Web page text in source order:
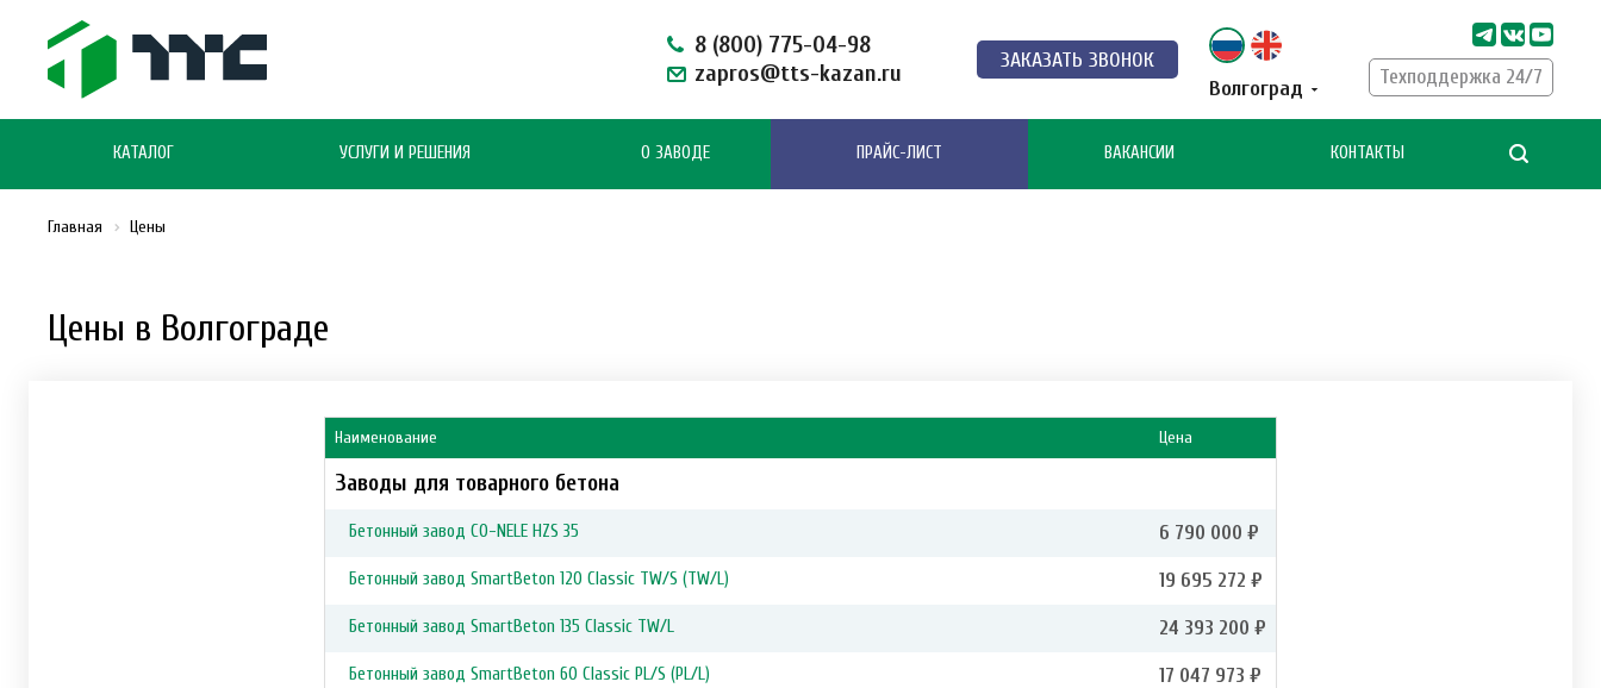
8 (800) 775-04-98
zapros@tts-kazan.ru
ЗАКАЗАТЬ ЗВОНОК
Волгоград
Техподдержка 24/7
КАТАЛОГ УСЛУГИ И РЕШЕНИЯ О ЗАВОДЕ ПРАЙС-ЛИСТ ВАКАНСИИ КОНТАКТЫ
Цены в Волгограде
Главная Цены
Наименование Цена
Заводы для товарного бетона
Бетонный завод CO-NELE HZS 35 6 790 000 ₽
Бетонный завод SmartBeton 120 Classic TW/S (TW/L) 19 695 272 ₽
Бетонный завод SmartBeton 135 Classic TW/L 24 393 200 ₽
Бетонный завод SmartBeton 60 Classic PL/S (PL/L) 17 047 973 ₽